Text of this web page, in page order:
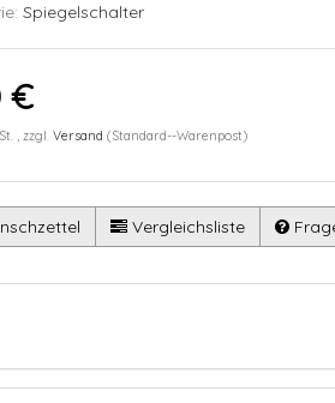
Spiegelschalter
€
, zzgl. Versand (Standard--Warenpost)
Vergleichsliste